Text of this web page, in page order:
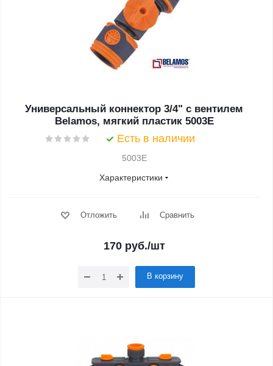
Универсальный коннектор 3/4" с вентилем
Belamos, мягкий пластик 5003E
Есть в наличии
5003E
Характеристики
Отложить Сравнить
170 руб./шт
В корзину